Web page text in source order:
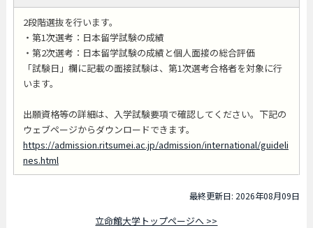
2段階選抜を行います。
・第1次選考：日本留学試験の成績
・第2次選考：日本留学試験の成績と個人面接の総合評価
「試験日」欄に記載の面接試験は、第1次選考合格者を対象に行
います。
出願資格等の詳細は、入学試験要項で確認してください。下記の
ウェブページからダウンロードできます。
https://admission.ritsumei.ac.jp/admission/international/guideli
nes.html
最終更新日: 2026年08月09日
立命館大学トップページへ >>